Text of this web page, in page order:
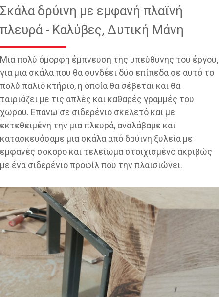
Σκάλα δρύινη με εμφανή πλαϊνή
πλευρά - Καλύβες, Δυτική Μάνη
Μια πολύ όμορφη έμπνευση της υπεύθυνης του έργου,
για μια σκάλα που θα συνδέει δύο επίπεδα σε αυτό το
πολύ παλιό κτήριο, η οποία θα σέβεται και θα
ταιριάζει με τις απλές και καθαρές γραμμές του
χωρου. Επάνω σε σιδερένιο σκελετό και με
εκτεθειμένη την μια πλευρά, αναλάβαμε και
κατασκευάσαμε μια σκάλα από δρύινη ξυλεία με
εμφανές σοκορο και τελείωμα στοιχισμένο ακριβώς
με ένα σιδερένιο προφίλ που την πλαισιώνει.